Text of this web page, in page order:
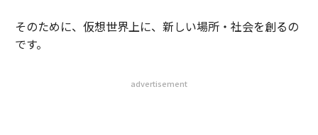
そのために、仮想世界上に、新しい場所・社会を創るの
です。
advertisement